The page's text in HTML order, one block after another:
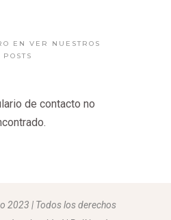
EN VER NUESTROS
POSTS
de contacto no
2023 | Todos los derechos